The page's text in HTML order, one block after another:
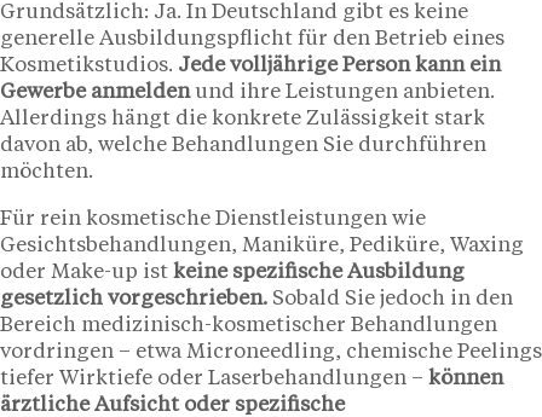
Grundsätzlich: Ja. In Deutschland gibt es keine
generelle Ausbildungspflicht für den Betrieb eines
Kosmetikstudios. Jede volljährige Person kann ein
Gewerbe anmeldenund ihre Leistungen anbieten.
Allerdings hängt die konkrete Zulässigkeit stark
davon ab, welche Behandlungen Sie durchführen
möchten.
Für rein kosmetische Dienstleistungen wie
Gesichtsbehandlungen, Maniküre, Pediküre, Waxing
oder Make-up ist keine spezifische Ausbildung
gesetzlich vorgeschrieben. Sobald Sie jedoch in den
Bereich medizinisch-kosmetischer Behandlungen
vordringen – etwa Microneedling, chemische Peelings
tiefer Wirktiefe oder Laserbehandlungen – können
ärztliche Aufsicht oder spezifische